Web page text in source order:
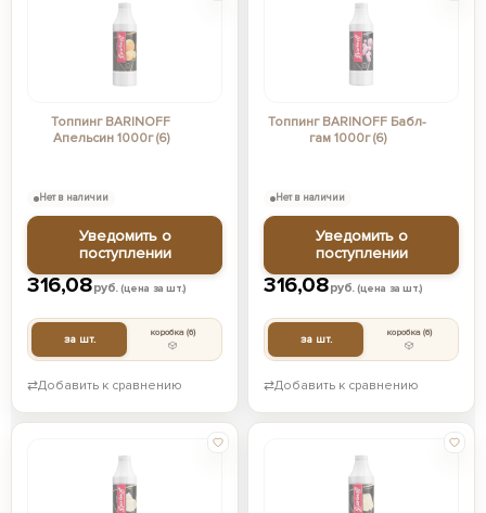
Топпинг BARINOFF
Апельсин 1000г (6)
316,08руб.(цена за шт.)
за шт. коробка(6)
Нет в наличии
Уведомить о
поступлении
⇄Добавить к сравнению
Топпинг BARINOFF Бабл-
гам 1000г (6)
316,08руб.(цена за шт.)
за шт. коробка(6)
Нет в наличии
Уведомить о
поступлении
⇄Добавить к сравнению